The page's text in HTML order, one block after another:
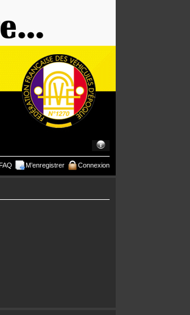
M’enregistrer Connexion